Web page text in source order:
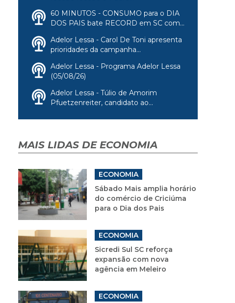
60 MINUTOS - CONSUMO para o DIA
DOS PAIS bate RECORD em SC com...
Adelor Lessa - Carol De Toni apresenta
prioridades da campanha...
Adelor Lessa - Programa Adelor Lessa
(05/08/26)
Adelor Lessa - Túlio de Amorim
Pfuetzenreiter, candidato ao...
MAIS LIDAS DE ECONOMIA
ECONOMIA
Sábado Mais amplia horário
do comércio de Criciúma
para o Dia dos Pais
ECONOMIA
Sicredi Sul SC reforça
expansão com nova
agência em Meleiro
ECONOMIA